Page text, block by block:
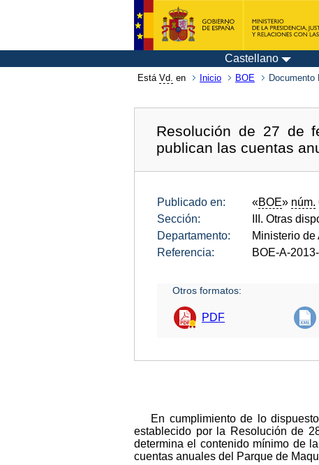
Castellano
Está Vd. en Inicio BOE Documento
Resolución de 27 de
publican las cuentas
Publicado en: «BOE» núm.
Sección:
III. Otras
Departamento:
Ministerio
Referencia:
BOE-A-
Otros formatos:
PDF
En cumplimiento de lo
establecido por la Resolución de
determina el contenido mínimo de
cuentas anuales del Parque de